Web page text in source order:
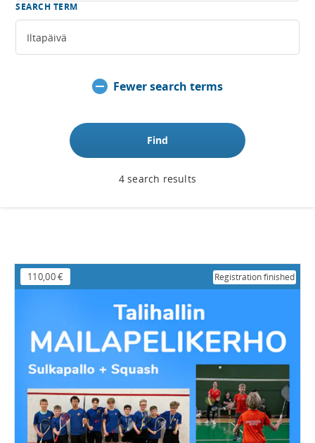
SEARCH TERM
Fewer search terms
Find
4 search results
110,00 € Registration finished